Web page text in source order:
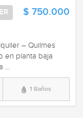
$ 750.000
– Quilmes
en planta baja
...
1 Baños